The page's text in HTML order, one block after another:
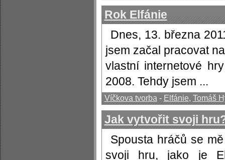
Rok Elfánie
Dnes, 13. března
jsem začal pracovat
vlastní internetové
2008. Tehdy jsem ...
Víčkova tvorba - Elfánie, Tomáš
Jak vytvořit svoji
Spousta hráčů se
svoji hru, jako je